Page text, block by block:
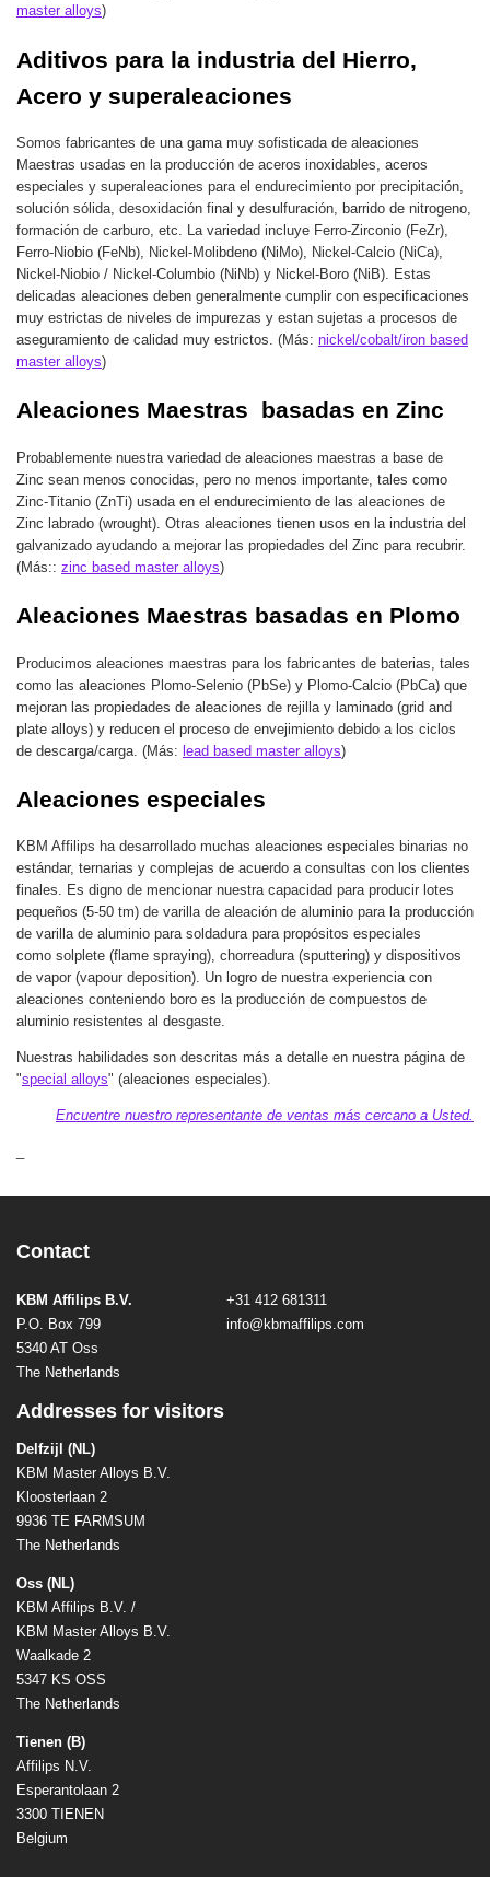
master alloys)
Aditivos para la industria del Hierro,
Acero y superaleaciones
Somos fabricantes de una gama muy sofisticada de aleaciones
Maestras usadas en la producción de aceros inoxidables, aceros
especiales y superaleaciones para el endurecimiento por precipitación,
solución sólida, desoxidación final y desulfuración, barrido de nitrogeno,
formación de carburo, etc. La variedad incluye Ferro-Zirconio (FeZr),
Ferro-Niobio (FeNb), Nickel-Molibdeno (NiMo), Nickel-Calcio (NiCa),
Nickel-Niobio / Nickel-Columbio (NiNb) y Nickel-Boro (NiB). Estas
delicadas aleaciones deben generalmente cumplir con especificaciones
muy estrictas de niveles de impurezas y estan sujetas a procesos de
aseguramiento de calidad muy estrictos. (Más: nickel/cobalt/iron based
master alloys)
Aleaciones Maestras basadas en Zinc
Probablemente nuestra variedad de aleaciones maestras a base de
Zinc sean menos conocidas, pero no menos importante, tales como
Zinc-Titanio (ZnTi) usada en el endurecimiento de las aleaciones de
Zinc labrado (wrought). Otras aleaciones tienen usos en la industria del
galvanizado ayudando a mejorar las propiedades del Zinc para recubrir.
(Más:: zinc based master alloys)
Aleaciones Maestras basadas en Plomo
Producimos aleaciones maestras para los fabricantes de baterias, tales
como las aleaciones Plomo-Selenio (PbSe) y Plomo-Calcio (PbCa) que
mejoran las propiedades de aleaciones de rejilla y laminado (grid and
plate alloys) y reducen el proceso de envejimiento debido a los ciclos
de descarga/carga. (Más: lead based master alloys)
Aleaciones especiales
KBM Affilips ha desarrollado muchas aleaciones especiales binarias no
estándar, ternarias y complejas de acuerdo a consultas con los clientes
finales. Es digno de mencionar nuestra capacidad para producir lotes
pequeños (5-50 tm) de varilla de aleación de aluminio para la producción
de varilla de aluminio para soldadura para propósitos especiales
como solplete (flame spraying), chorreadura (sputtering) y dispositivos
de vapor (vapour deposition). Un logro de nuestra experiencia con
aleaciones conteniendo boro es la producción de compuestos de
aluminio resistentes al desgaste.
Nuestras habilidades son descritas más a detalle en nuestra página de
"special alloys" (aleaciones especiales).
Encuentre nuestro representante de ventas más cercano a Usted.
Contact
KBM Affilips B.V.
P.O. Box 799
5340 AT Oss
The Netherlands
+31 412 681311
info@kbmaffilips.com
Addresses for visitors
Delfzijl (NL)
KBM Master Alloys B.V.
Kloosterlaan 2
9936 TE FARMSUM
The Netherlands
Oss (NL)
KBM Affilips B.V. /
KBM Master Alloys B.V.
Waalkade 2
5347 KS OSS
The Netherlands
Tienen (B)
Affilips N.V.
Esperantolaan 2
3300 TIENEN
Belgium